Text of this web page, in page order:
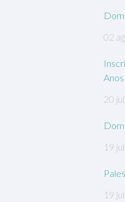
02
20
19
19